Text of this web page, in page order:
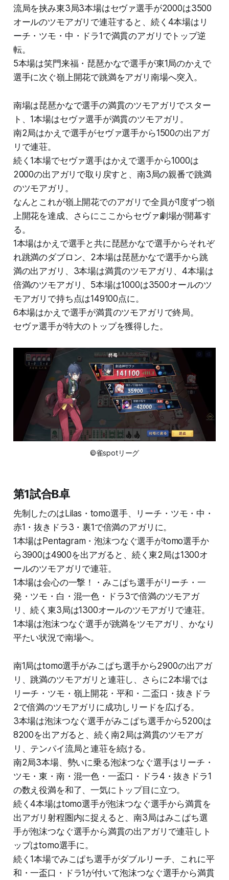
流局を挟み東3局3本場はセヴァ選手が2000は3500
オールのツモアガリで連荘すると、続く4本場はリ
ーチ・ツモ・中・ドラ1で満貫のアガリでトップ逆
転。
5本場は笑門来福・琵琶かなで選手が東1局のかえで
選手に次ぐ嶺上開花で跳満をアガリ南場へ突入。
南場は琵琶かなで選手の満貫のツモアガリでスター
ト、1本場はセヴァ選手が満貫のツモアガリ。
南2局はかえで選手がセヴァ選手から1500の出アガ
リで連荘。
続く1本場でセヴァ選手はかえで選手から1000は
2000の出アガリで取り戻すと、南3局の親番で跳満
のツモアガリ。
なんとこれが嶺上開花でのアガリで全員が1度ずつ嶺
上開花を達成、さらにここからセヴァ劇場が開幕す
る。
1本場はかえで選手と共に琵琶かなで選手からそれぞ
れ跳満のダブロン、2本場は琵琶かなで選手から跳
満の出アガリ、3本場は満貫のツモアガリ、4本場は
倍満のツモアガリ、5本場は1000は3500オールのツ
モアガリで持ち点は149100点に。
6本場はかえで選手が満貫のツモアガリで終局。
セヴァ選手が特大のトップを獲得した。
©雀spotリーグ
第1試合B卓
先制したのはLilas・tomo選手、リーチ・ツモ・中・
赤1・抜きドラ3・裏1で倍満のアガリに。
1本場はPentagram・泡沫つなぐ選手がtomo選手か
ら3900は4900を出アガると、続く東2局は1300オ
ールのツモアガリで連荘。
1本場は会心の一撃！・みこぱち選手がリーチ・一
発・ツモ・白・混一色・ドラ3で倍満のツモアガ
リ、続く東3局は1300オールのツモアガリで連荘。
1本場は泡沫つなぐ選手が跳満をツモアガリ、かなり
平たい状況で南場へ。
南1局はtomo選手がみこぱち選手から2900の出アガ
リ、跳満のツモアガリと連荘し、さらに2本場では
リーチ・ツモ・嶺上開花・平和・二盃口・抜きドラ
2で倍満のツモアガリに成功しリードを広げる。
3本場は泡沫つなぐ選手がみこぱち選手から5200は
8200を出アガると、続く南2局は満貫のツモアガ
リ、テンパイ流局と連荘を続ける。
南2局3本場、勢いに乗る泡沫つなぐ選手はリーチ・
ツモ・東・南・混一色・一盃口・ドラ4・抜きドラ1
の数え役満を和了、一気にトップ目に立つ。
続く4本場はtomo選手が泡沫つなぐ選手から満貫を
出アガリ射程圏内に捉えると、南3局はみこぱち選
手が泡沫つなぐ選手から満貫の出アガリで連荘しト
ップはtomo選手に。
続く1本場でみこぱち選手がダブルリーチ、これに平
和・一盃口・ドラ1が付いて泡沫つなぐ選手から満貫